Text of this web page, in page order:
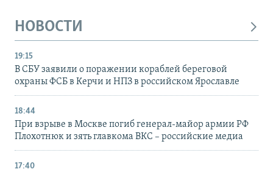
НОВОСТИ
19:15
В СБУ заявили о поражении кораблей береговой
охраны ФСБ в Керчи и НПЗ в российском Ярославле
18:44
При взрыве в Москве погиб генерал-майор армии РФ
Плохотнюк и зять главкома ВКС – российские медиа
17:40